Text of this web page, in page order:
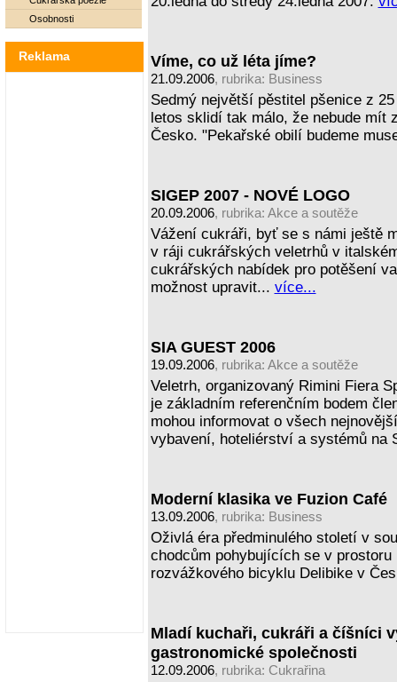
Osobnosti
Reklama Víme, co už léta jíme?
21.09.2006, rubrika: Business
Sedmý největší pěstitel pšenice z
letos sklidí tak málo, že nebude mít
Česko. "Pekařské obilí budeme
SIGEP 2007 - NOVÉ LOGO
20.09.2006, rubrika: Akce a soutěže
Vážení cukráři, byť se s námi ještě
v ráji cukrářských veletrhů v
cukrářských nabídek pro potěšení
možnost upravit... více...
SIA GUEST 2006
19.09.2006, rubrika: Akce a soutěže
Veletrh, organizovaný Rimini Fiera
je základním referenčním bodem
mohou informovat o všech
vybavení, hoteliérství a systémů na
Moderní klasika ve Fuzion Café
13.09.2006, rubrika: Business
Oživlá éra předminulého století v
chodcům pohybujících se v prostoru
rozvážkového bicyklu Delibike v
Mladí kuchaři, cukráři a číšníci
gastronomické společnosti
12.09.2006, rubrika: Cukrařina